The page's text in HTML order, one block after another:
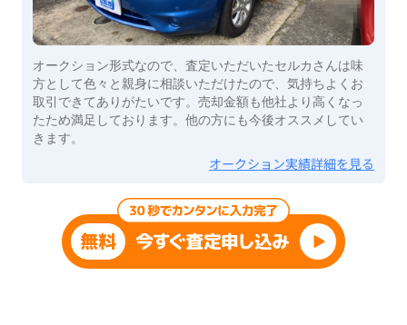
オークション形式なので、査定いただいたセルカさんは味
方として色々と親身に相談いただけたので、気持ちよくお
取引できてありがたいです。売却金額も他社より高くなっ
たため満足しております。他の方にも今後オススメしてい
きます。
オークション実績詳細を見る